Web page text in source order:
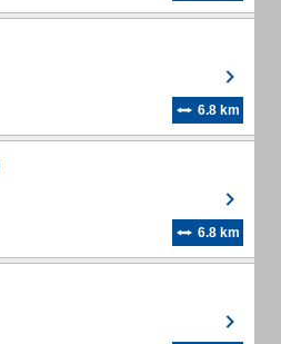
6.8 km
6.8 km